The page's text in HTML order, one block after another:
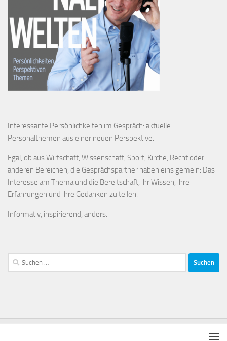
Interessante Persönlichkeiten im Gespräch: aktuelle
Personalthemen aus einer neuen Perspektive.
Egal, ob aus Wirtschaft, Wissenschaft, Sport, Kirche, Recht oder
anderen Bereichen, die Gesprächspartner haben eins gemein: Das
Interesse am Thema und die Bereitschaft, ihr Wissen, ihre
Erfahrungen und ihre Gedanken zu teilen.
Informativ, inspirierend, anders.
Suchen
nach: